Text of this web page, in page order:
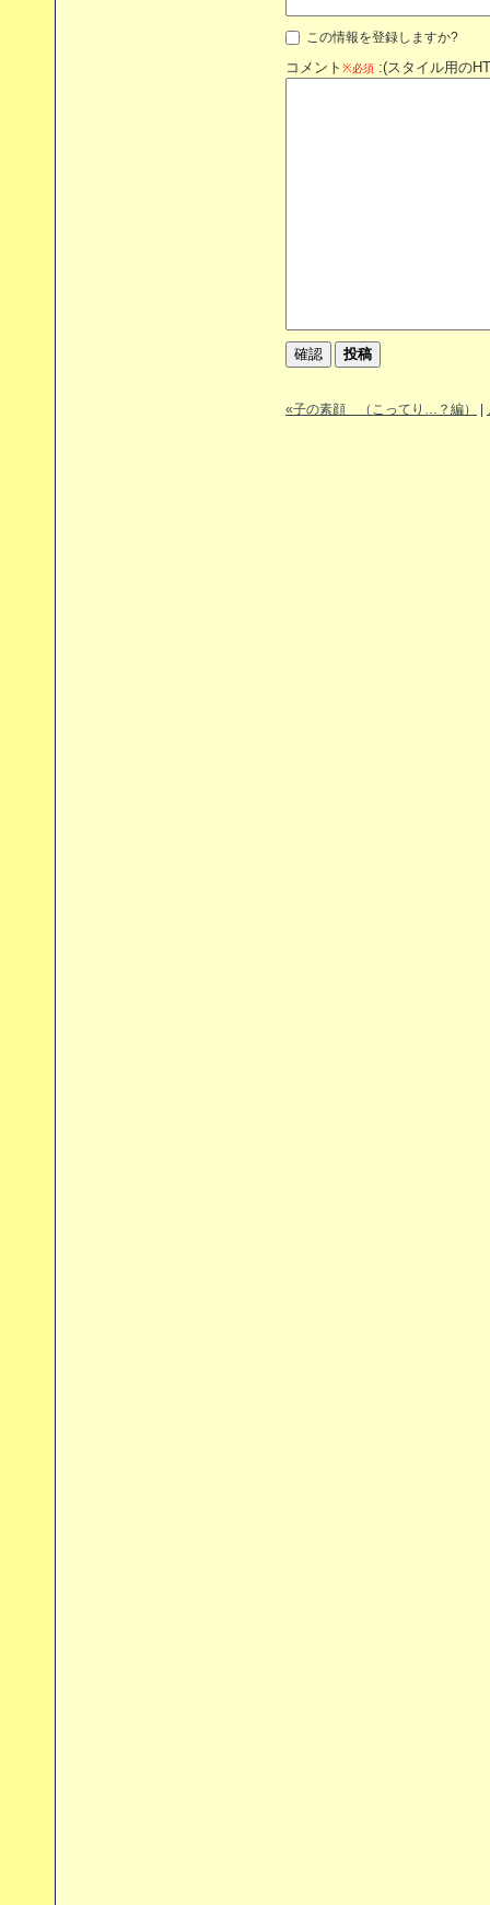
この情報を登録しますか?
コメント ※必須 :(スタイル用の
«子の素顔 （こってり…？編）